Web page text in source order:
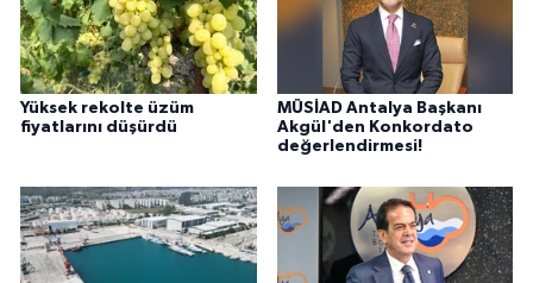
Yüksek rekolte üzüm
fiyatlarını düşürdü
MÜSİAD Antalya Başkanı
Akgül'den Konkordato
değerlendirmesi!